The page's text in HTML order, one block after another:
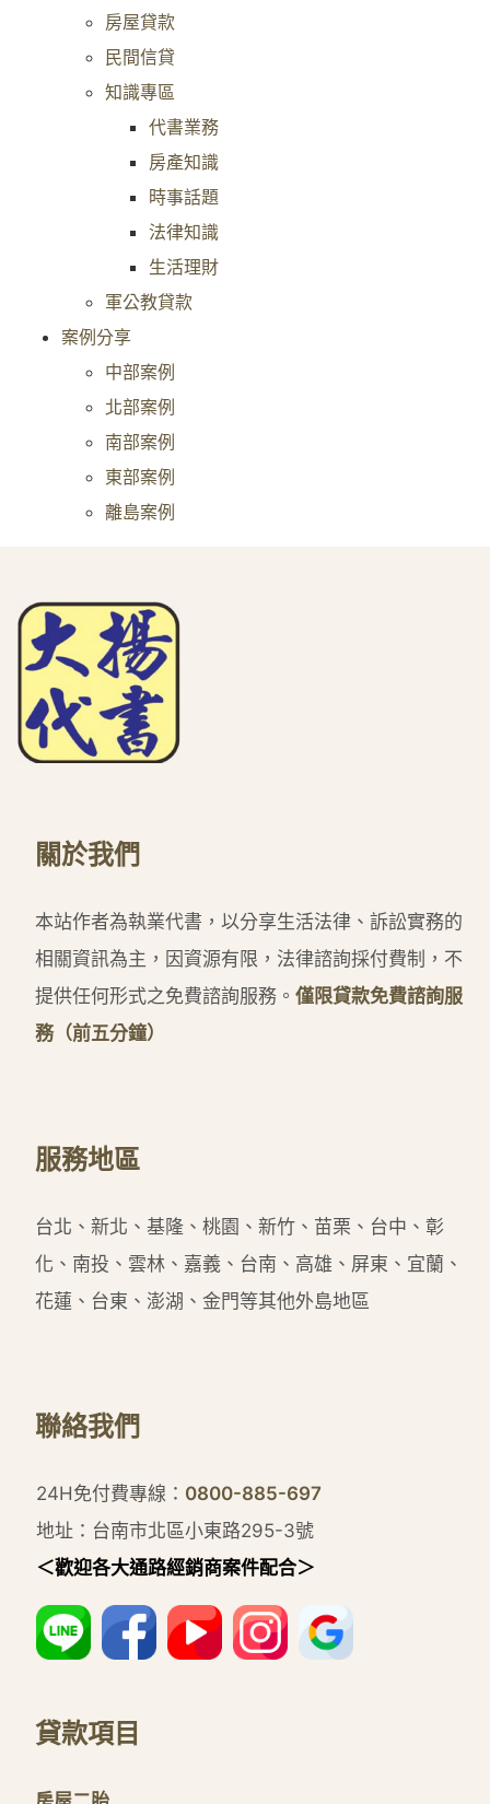
房屋貸款
民間信貸
知識專區
代書業務
房產知識
時事話題
法律知識
生活理財
軍公教貸款
案例分享
中部案例
北部案例
南部案例
東部案例
離島案例
關於我們
本站作者為執業代書，以分享生活法律、訴訟實務的
相關資訊為主，因資源有限，法律諮詢採付費制，不
提供任何形式之免費諮詢服務。 僅限貸款免費諮詢服
務（前五分鐘）
服務地區
台北、新北、基隆、桃園、新竹、苗栗、台中、彰
化、南投、雲林、嘉義、台南、高雄、屏東、宜蘭、
花蓮、台東、澎湖、金門等其他外島地區
聯絡我們
24H免付費專線： 0800-885-697
地址：台南市北區小東路295-3號
＜歡迎各大通路經銷商案件配合＞
貸款項目